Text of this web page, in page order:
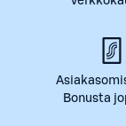
Bonusta